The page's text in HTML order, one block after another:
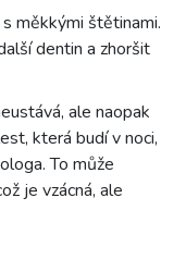
měkkými štětinami.
dentin a zhoršit
ale naopak
která budí v noci,
To může
je vzácná, ale